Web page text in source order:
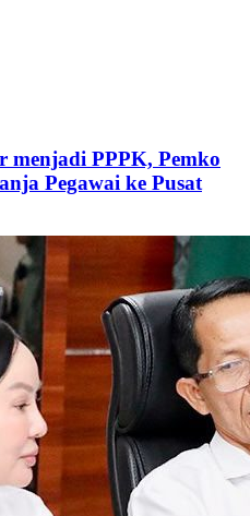
menjadi PPPK, Pemko
Pegawai ke Pusat